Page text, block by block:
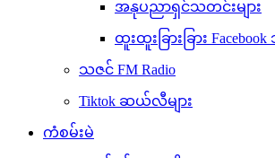
အနုပညာရှင်သတင်းများ
ထူးထူးခြားခြား
သဇင် FM Radio
Tiktok ဆယ်လီများ
ကံစမ်းမဲ